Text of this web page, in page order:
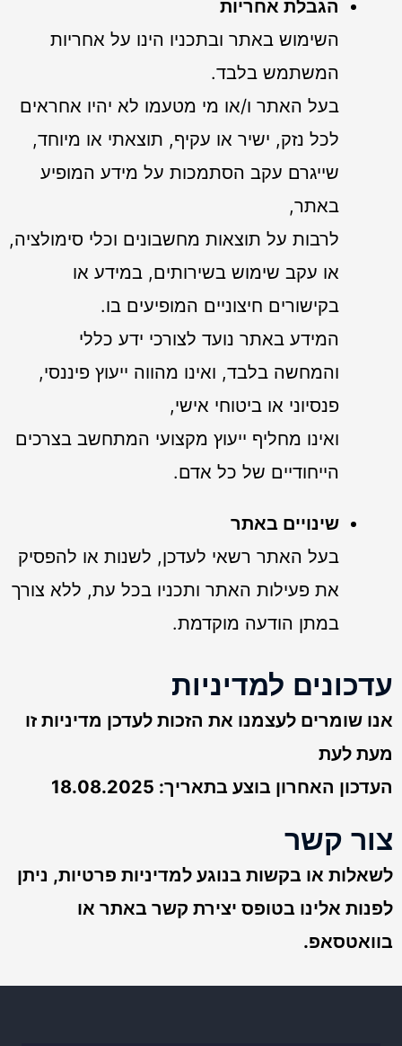
הגבלת אחריות
השימוש באתר ובתכניו הינו על אחריות
המשתמש בלבד.
בעל האתר ו/או מי מטעמו לא יהיו אחראים
לכל נזק, ישיר או עקיף, תוצאתי או מיוחד,
שייגרם עקב הסתמכות על מידע המופיע
באתר,
לרבות על תוצאות מחשבונים וכלי סימולציה,
או עקב שימוש בשירותים, במידע או
בקישורים חיצוניים המופיעים בו.
המידע באתר נועד לצורכי ידע כללי
והמחשה בלבד, ואינו מהווה ייעוץ פיננסי,
פנסיוני או ביטוחי אישי,
ואינו מחליף ייעוץ מקצועי המתחשב בצרכים
הייחודיים של כל אדם.
שינויים באתר
בעל האתר רשאי לעדכן, לשנות או להפסיק
את פעילות האתר ותכניו בכל עת, ללא צורך
במתן הודעה מוקדמת.
עדכונים למדיניות
אנו שומרים לעצמנו את הזכות לעדכן מדיניות זו
מעת לעת
העדכון האחרון בוצע בתאריך: 18.08.2025
צור קשר
לשאלות או בקשות בנוגע למדיניות פרטיות, ניתן
לפנות אלינו בטופס יצירת קשר באתר או
בוואטסאפ.